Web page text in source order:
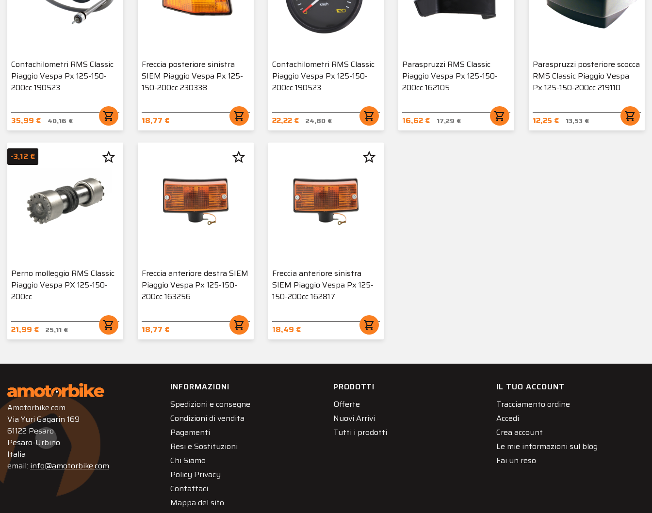
Contachilometri RMS Classic
Piaggio Vespa Px 125-150-
200cc 190523
35,99 € 40,16 € shopping_cart
Freccia posteriore sinistra
SIEM Piaggio Vespa Px 125-
150-200cc 230338
18,77 € shopping_cart
Contachilometri RMS Classic
Piaggio Vespa Px 125-150-
200cc 190523
22,22 € 24,80 € shopping_cart
Paraspruzzi RMS Classic
Piaggio Vespa Px 125-150-
200cc 162105
16,62 € 17,29 € shopping_cart
Paraspruzzi posteriore scocca
RMS Classic Piaggio Vespa
Px 125-150-200cc 219110
12,25 € 13,53 € shopping_cart
Perno molleggio RMS Classic
Piaggio Vespa PX 125-150-
200cc
21,99 € 25,11 € shopping_cart
-3,12 € star_border
Freccia anteriore destra SIEM
Piaggio Vespa Px 125-150-
200cc 163256
18,77 € shopping_cart
star_border
Freccia anteriore sinistra
SIEM Piaggio Vespa Px 125-
150-200cc 162817
18,49 € shopping_cart
star_border
Amotorbike.com
Via Yuri Gagarin 169
61122 Pesaro
Pesaro-Urbino
Italia
email: info@amotorbike.com
INFORMAZIONI
Spedizioni e consegne
Condizioni di vendita
Pagamenti
Resi e Sostituzioni
Chi Siamo
Policy Privacy
Contattaci
Mappa del sito
PRODOTTI
Offerte
Nuovi Arrivi
Tutti i prodotti
IL TUO ACCOUNT
Tracciamento ordine
Accedi
Crea account
Le mie informazioni sul blog
Fai un reso